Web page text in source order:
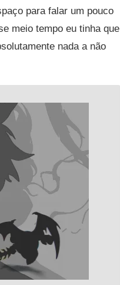
para falar um pouco
meio tempo eu tinha que
nada a não